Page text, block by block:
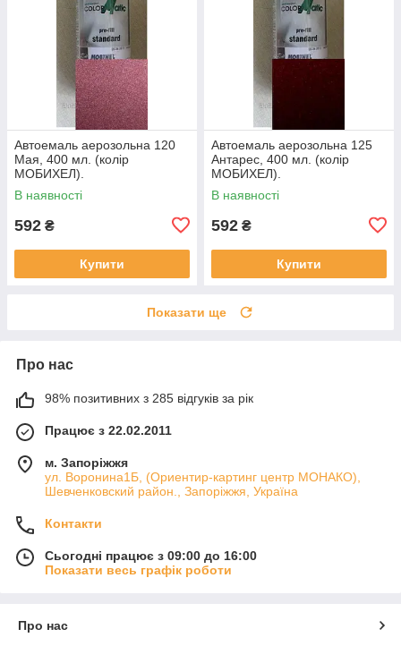
Автоемаль аерозольна 120
Мая, 400 мл. (колір
МОБИХЕЛ).
В наявності
592 ₴
Купити
Автоемаль аерозольна 125
Антарес, 400 мл. (колір
МОБИХЕЛ).
В наявності
592 ₴
Купити
Показати ще
Про нас
98% позитивних з 285 відгуків за рік
Працює з 22.02.2011
м. Запоріжжя
ул. Воронина1Б, (Ориентир-картинг центр МОНАКО),
Шевченковский район., Запоріжжя, Україна
Контакти
Сьогодні працює з 09:00 до 16:00
Показати весь графік роботи
Про нас